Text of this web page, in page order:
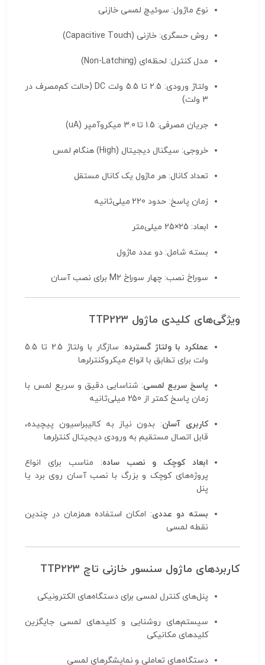
نوع ماژول: سوئیچ لمسی خازنی
روش حسگری: خازنی (Capacitive Touch)
مدل کنترل: لحظه‌ای (Non-Latching)
ولتاژ ورودی: 2.5 تا 5.5 ولت DC (حالت کم‌مصرف در
3 ولت)
جریان مصرفی: 1.5 تا 3.0 میکروآمپر (uA)
خروجی: سیگنال دیجیتال (High) هنگام لمس
تعداد کانال: هر ماژول یک کانال مستقل
زمان پاسخ: حدود 220 میلی‌ثانیه
ابعاد: 25×25 میلی‌متر
بسته شامل: دو عدد ماژول
سوراخ نصب: چهار سوراخ M2 برای نصب آسان
ویژگی‌های کلیدی ماژول TTP223
عملکرد با ولتاژ گسترده
: سازگار با ولتاژ 2.5 تا 5.5
ولت برای تطابق با انواع میکروکنترلرها
پاسخ سریع لمسی: شناسایی دقیق و سریع لمس با
زمان پاسخ کمتر از 250 میلی‌ثانیه
کاربری آسان: بدون نیاز به کالیبراسیون پیچیده،
قابل اتصال مستقیم به ورودی دیجیتال کنترلرها
ابعاد کوچک و نصب ساده: مناسب برای انواع
پروژه‌های کوچک و بزرگ با نصب آسان روی برد یا
پنل
بسته دو عددی: امکان استفاده همزمان در چندین
نقطه لمسی
کاربردهای ماژول سنسور خازنی تاچ TTP223
پنل‌های کنترل لمسی برای دستگاه‌های الکترونیکی
سیستم‌های روشنایی و کلیدهای لمسی جایگزین
کلیدهای مکانیکی
دستگاه‌های تعاملی و نمایشگرهای لمسی